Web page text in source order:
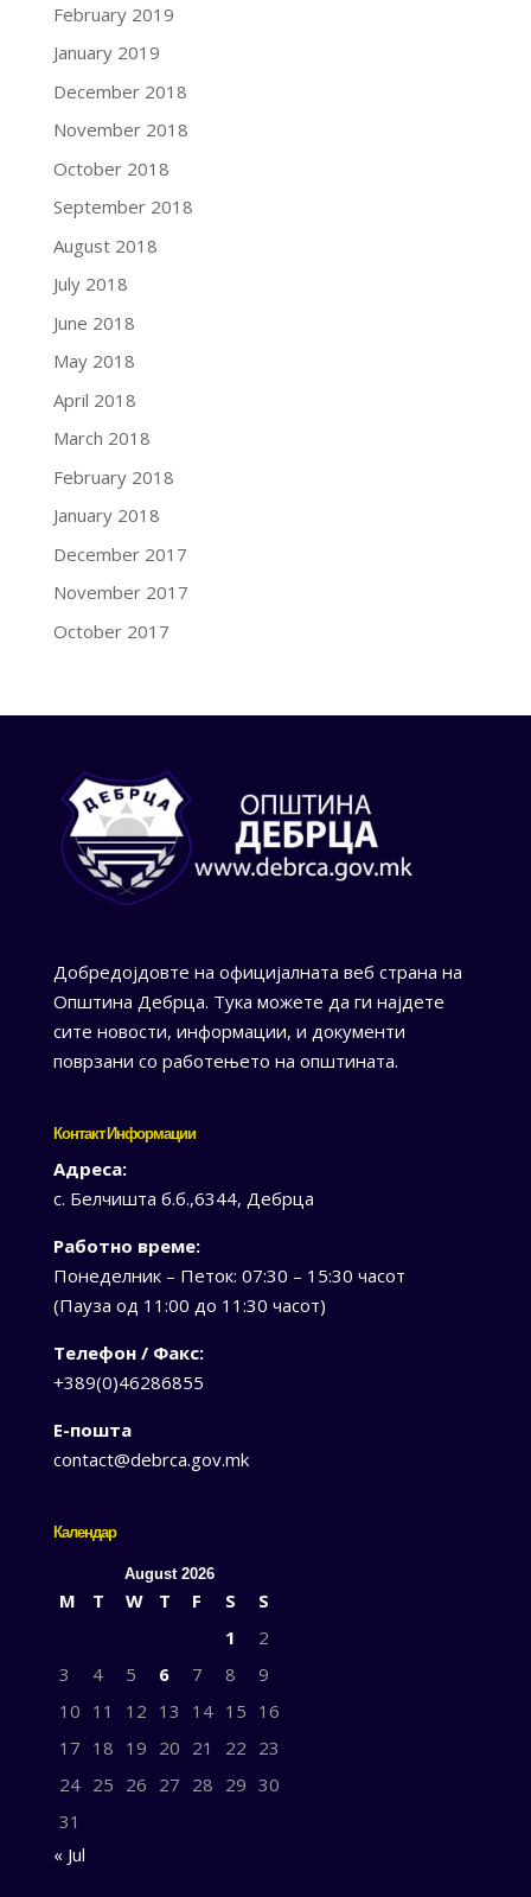
February 2019
January 2019
December 2018
November 2018
October 2018
September 2018
August 2018
July 2018
June 2018
May 2018
April 2018
March 2018
February 2018
January 2018
December 2017
November 2017
October 2017
Добредојдовте на официјалната веб страна на
Општина Дебрца. Тука можете да ги најдете
сите новости, информации, и документи
поврзани со работењето на општината.
Контакт Информации
Адреса:
с. Белчишта б.б.,6344, Дебрца
Работно време:
Понеделник – Петок: 07:30 – 15:30 часот
(Пауза од 11:00 до 11:30 часот)
Телефон / Факс:
+389(0)46286855
Е-пошта
contact@debrca.gov.mk
Календар
August 2026
M T W T F S
S
1
2
3
4 5 6 7 8
9
10 11 12 13 14 15 16
17 18 19 20 21 22 23
24 25 26 27 28 29 30
31
« Jul